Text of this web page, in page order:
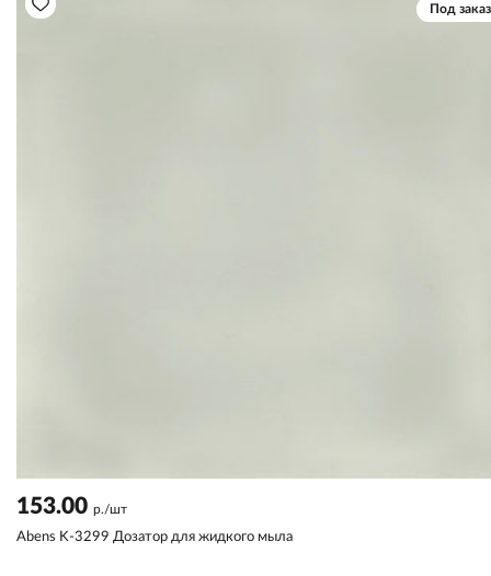
Под заказ
153.00 р./шт
Abens K-3299 Дозатор для жидкого мыла